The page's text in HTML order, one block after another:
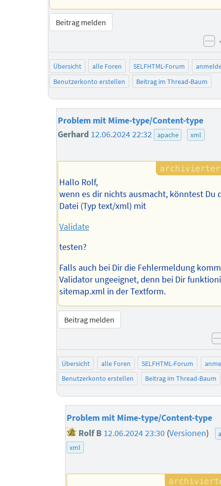
Beitrag melden
Übersicht alle Foren SELFHTML-Forum
Benutzerkonto erstellen
Beitrag im Thread-Baum
Problem mit Mime-type/Content-type
Gerhard 12.06.2024 22:32 apache xml
Hallo Rolf,
wenn es dir nichts ausmacht, könntest Du
Datei (Typ text/xml) mit
Validate
testen?
Falls auch bei Dir die Fehlermeldung
Validator ungeeignet, denn bei Dir
sitemap.xml in der Textform.
Beitrag melden
Übersicht alle Foren SELFHTML-Forum
Benutzerkonto erstellen
Beitrag im Thread-Baum
Problem mit Mime-type/Content-type
Rolf B 12.06.2024 23:30 (Versionen)
xml